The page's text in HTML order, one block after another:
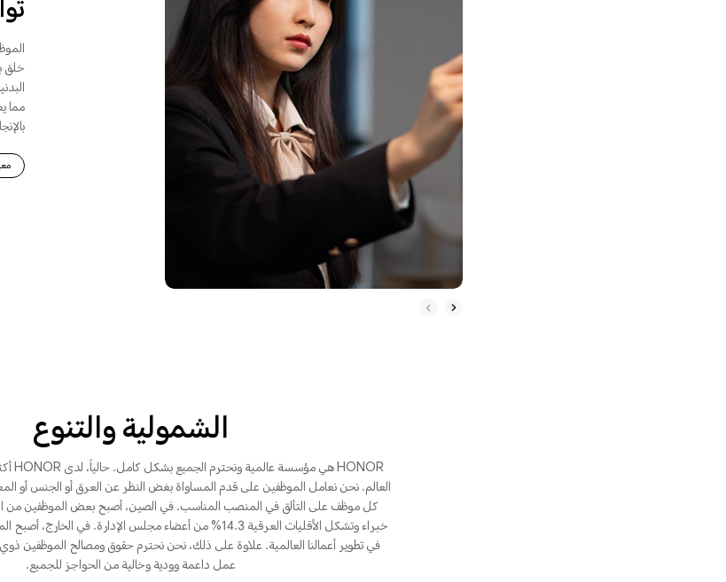
خلق
مما
الشمولية والتنوع
العالم. نحن نعامل الموظفين على قدم المساواة بغض النظر عن العرق أو الجنس أو
كل موظف على التألق في المنصب المناسب. في الصين، أصبح بعض الموظفين من
خبراء وتشكل الأقليات العرقية 14.3% من أعضاء مجلس الإدارة. في
في تطوير أعمالنا العالمية. علاوة على ذلك، نحن نحترم حقوق ومصالح الموظفين ذوي
عمل داعمة وودية وخالية من الحواجز للجميع.